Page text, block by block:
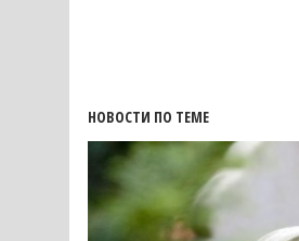
НОВОСТИ ПО ТЕМЕ